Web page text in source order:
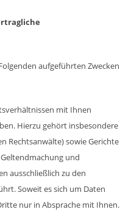
aufgeführten Zwecken
mit Ihnen
Hierzu gehört insbesondere
Rechtsanwälte) sowie Gerichte
und
ausschließlich zu den
Soweit es sich um Daten
nur in Absprache mit Ihnen.